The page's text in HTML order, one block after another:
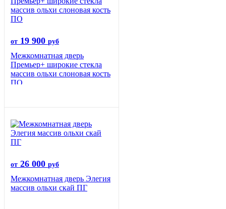
от 19 900 руб
Межкомнатная дверь
Премьер+ широкие стекла
массив ольхи слоновая кость
ПО
от 26 000 руб
Межкомнатная дверь Элегия
массив ольхи скай ПГ